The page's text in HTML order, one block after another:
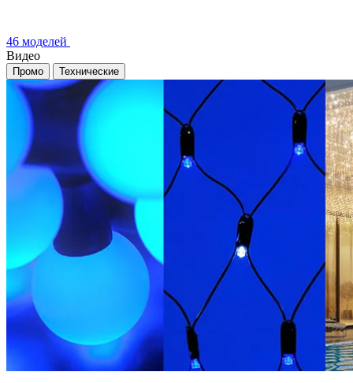
46 моделей
Видео
Промо Технические